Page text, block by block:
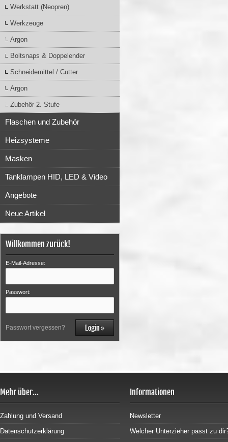
Werkstatt (Neopren)
Werkzeuge
Argon
Boltsnaps & Doppelender
Schneidemittel / Cutter
Argon
Zubehör 2. Stufe
Flaschen und Zubehör
Heizsysteme
Masken
Tanklampen HID, LED & Video
Angebote
Neue Artikel
Willkommen zurück!
E-Mail-Adresse:
Passwort:
Passwort vergessen?
Mehr über...
Zahlung und Versand
Datenschutzerklärung
Informationen
Newsletter
Welcher Unterzieher passt zu